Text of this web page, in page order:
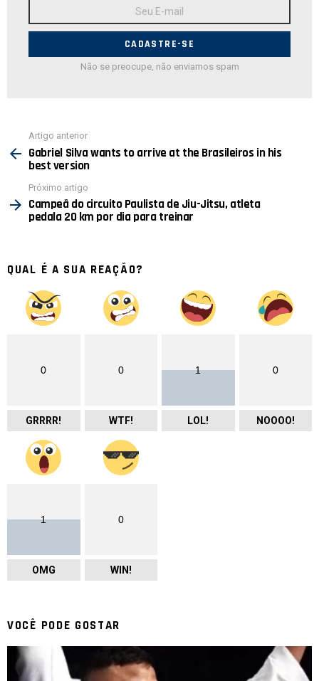
E-
Não se preocupe, não enviamos spam
mais
Artigo anterior
Gabriel Silva wants to arrive at the Brasileiros in his
best version
Próximo artigo
Campeã do circuito Paulista de Jiu-Jitsu, atleta
pedala 20 km por dia para treinar
QUAL É A SUA REAÇÃO?
0
GRRRR!
0
WTF!
1
LOL!
0
NOOOO!
1
OMG
0
WIN!
VOCÊ PODE GOSTAR